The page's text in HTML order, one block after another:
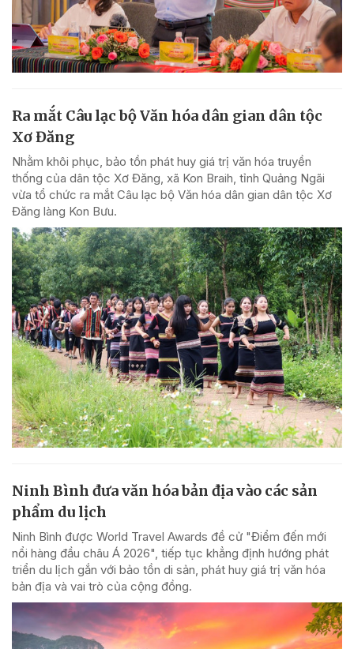
Ra mắt Câu lạc bộ Văn hóa dân gian dân tộc
Xơ Đăng
Nhằm khôi phục, bảo tồn phát huy giá trị văn hóa truyền
thống của dân tộc Xơ Đăng, xã Kon Braih, tỉnh Quảng Ngãi
vừa tổ chức ra mắt Câu lạc bộ Văn hóa dân gian dân tộc Xơ
Đăng làng Kon Bưu.
Ninh Bình đưa văn hóa bản địa vào các sản
phẩm du lịch
Ninh Bình được World Travel Awards đề cử "Điểm đến mới
nổi hàng đầu châu Á 2026", tiếp tục khẳng định hướng phát
triển du lịch gắn với bảo tồn di sản, phát huy giá trị văn hóa
bản địa và vai trò của cộng đồng.